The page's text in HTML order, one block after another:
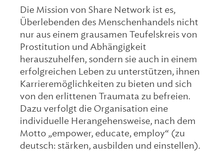
Die Mission von Share Network ist es,
Überlebenden des Menschenhandels nicht
nur aus einem grausamen Teufelskreis von
Prostitution und Abhängigkeit
herauszuhelfen, sondern sie auch in einem
erfolgreichen Leben zu unterstützen, ihnen
Karrieremöglichkeiten zu bieten und sich
von den erlittenen Traumata zu befreien.
Dazu verfolgt die Organisation eine
individuelle Herangehensweise, nach dem
Motto „empower, educate, employ“ (zu
deutsch: stärken, ausbilden und einstellen).